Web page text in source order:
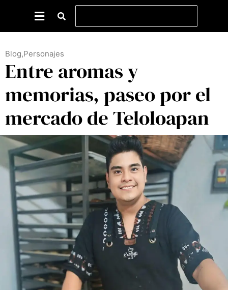
Blog,Personajes
Entre aromas y
memorias, paseo por el
mercado de Teloloapan